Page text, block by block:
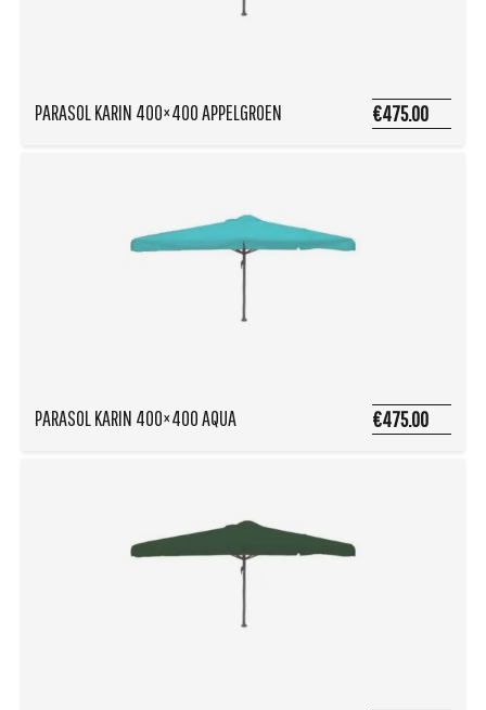
PARASOL KARIN 400×400 APPELGROEN €475.00
PARASOL KARIN 400×400 AQUA €475.00